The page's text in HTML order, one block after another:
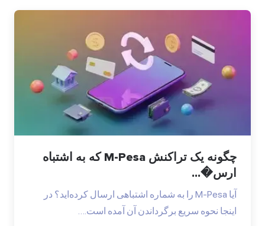
چگونه یک تراکنش M-Pesa که به اشتباه
ارس�...
آیا M-Pesa را به شماره اشتباهی ارسال کرده‌اید؟ در
اینجا نحوه سریع برگرداندن آن آمده است.…